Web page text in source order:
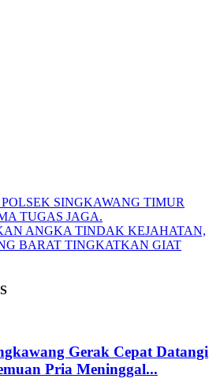
SINGKAWANG TIMUR
TUGAS JAGA.
ANGKA TINDAK KEJAHATAN,
BARAT TINGKATKAN GIAT
Gerak Cepat Datangi
Pria Meninggal...